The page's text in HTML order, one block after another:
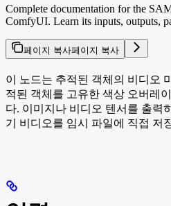
Complete documentation for the
ComfyUI. Learn its inputs, outputs,
페이지 복사페이지 복사
이 노드는 추적된 객체의 비디오
적된 객체를 고유한 색상 오버레
다. 이미지나 비디오 텐서를 출력
기 비디오를 임시 파일에 직접 저